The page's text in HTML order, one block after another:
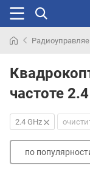
раньше
частоте
2.4 GHz
по